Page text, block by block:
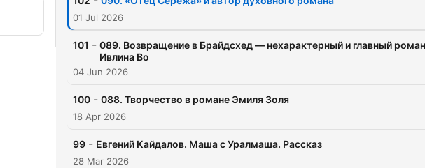
01 Jul 2026
101 - 089. Возвращение в Брайдсхед — нехарактерный и главный роман
Ивлина Во
04 Jun 2026
100 - 088. Творчество в романе Эмиля Золя
18 Apr 2026
99 - Евгений Кайдалов. Маша с Уралмаша. Рассказ
28 Mar 2026